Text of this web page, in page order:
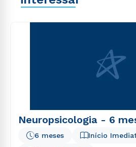
explicabo. Nemo enim ipsam
consequuntur magni dolores
Neuropsicologia - 6
Início
6 meses